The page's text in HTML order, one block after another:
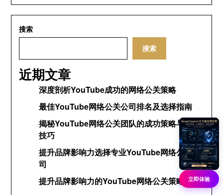
搜索
搜索
近期文章
深度剖析YouTube成功的网络公关策略
最佳YouTube网络公关公司排名及选择指南
揭秘YouTube网络公关团队的成功策略与运营
技巧
提升品牌影响力选择专业YouTube网络公关公
司
提升品牌影响力的YouTube网络公关策略
立即体验